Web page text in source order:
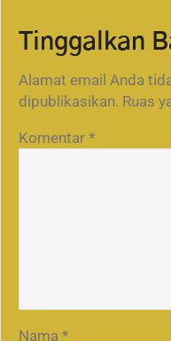
Tinggalkan
Alamat email Anda
dipublikasikan. Ruas
Komentar *
Nama *